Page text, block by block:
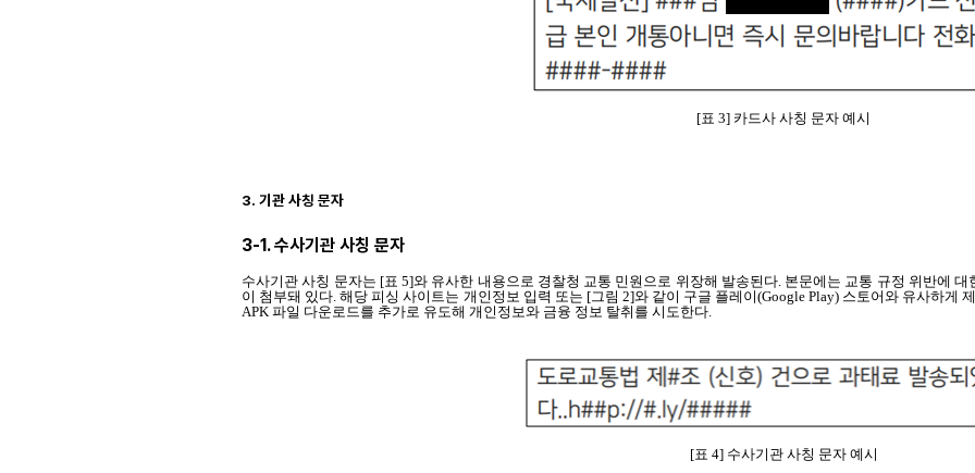
[표 3] 카드사 사칭 문자 예시
3. 기관 사칭 문자
3-1. 수사기관 사칭 문자
수사기관 사칭 문자는 [표 5]와 유사한 내용으로 경찰청 교통 민원으로 위장해 발송된다. 본문에는 교통 규정 위반에
이 첨부돼 있다. 해당 피싱 사이트는 개인정보 입력 또는 [그림 2]와 같이 구글 플레이(Google Play) 스토어와 유사하게
APK 파일 다운로드를 추가로 유도해 개인정보와 금융 정보 탈취를 시도한다.
[표 4] 수사기관 사칭 문자 예시